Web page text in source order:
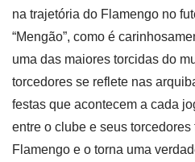
na trajetória do Flamengo no
“Mengão”, como é
uma das maiores torcidas do
torcedores se reflete nas
festas que acontecem a cada
entre o clube e seus
Flamengo e o torna uma